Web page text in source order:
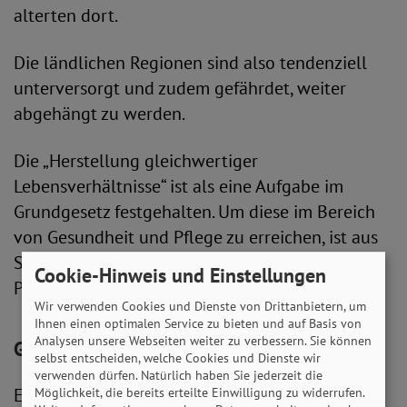
alterten dort.
Die ländlichen Regionen sind also tendenziell
unterversorgt und zudem gefährdet, weiter
abgehängt zu werden.
Die „Herstellung gleichwertiger
Lebensverhältnisse“ ist als eine Aufgabe im
Grundgesetz festgehalten. Um diese im Bereich
von Gesundheit und Pflege zu erreichen, ist aus
Sicht des SoVD eine stärkere
Patientenorientierung nötig.
Gleichmäßige Versorgung sichern
Eine Patientenorientierung, wie sie der SoVD
Cookie-Hinweis und Einstellungen
Wir verwenden Cookies und Dienste von Drittanbietern, um
Ihnen einen optimalen Service zu bieten und auf Basis von
Analysen unsere Webseiten weiter zu verbessern. Sie können
selbst entscheiden, welche Cookies und Dienste wir
verwenden dürfen. Natürlich haben Sie jederzeit die
Möglichkeit, die bereits erteilte Einwilligung zu widerrufen.